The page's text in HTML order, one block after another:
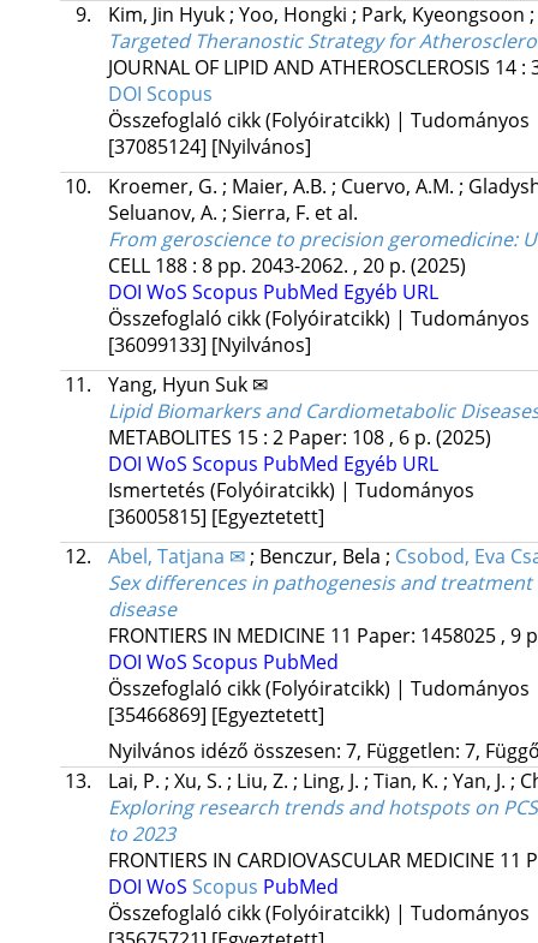
9.
Kim, Jin Hyuk; Yoo, Hongki ; Park, Kyeongsoon ;
Targeted Theranostic Strategy for
JOURNAL OF LIPID AND ATHEROSCLEROSIS 14:
DOI Scopus
Összefoglaló cikk (Folyóiratcikk) | Tudományos
[37085124] [Nyilvános]
10.
Kroemer, G. ; Maier, A.B. ; Cuervo, A.M. ;
Seluanov, A. ; Sierra, F. et al.
From geroscience to precision geromedicine:
CELL 188: 8 pp. 2043-2062. , 20 p. (2025)
DOI WoS Scopus PubMed Egyéb URL
Összefoglaló cikk (Folyóiratcikk) | Tudományos
[36099133] [Nyilvános]
11.
Yang, Hyun Suk ✉
Lipid Biomarkers and Cardiometabolic
METABOLITES 15: 2 Paper: 108 , 6 p. (2025)
DOI WoS Scopus PubMed Egyéb URL
Ismertetés (Folyóiratcikk) | Tudományos
[36005815] [Egyeztetett]
12.
Abel, Tatjana ✉; Benczur, Bela ; Csobod, Eva
Sex differences in pathogenesis and
disease
FRONTIERS IN MEDICINE 11 Paper: 1458025 , 9
DOI WoS Scopus PubMed
Összefoglaló cikk (Folyóiratcikk) | Tudományos
[35466869] [Egyeztetett]
Nyilvános idéző összesen: 7, Független: 7,
13.
Lai, P. ; Xu, S. ; Liu, Z. ; Ling, J. ; Tian, K. ; Yan, J. ;
Exploring research trends and hotspots on
to 2023
FRONTIERS IN CARDIOVASCULAR MEDICINE 11
DOI WoS Scopus PubMed
Összefoglaló cikk (Folyóiratcikk) | Tudományos